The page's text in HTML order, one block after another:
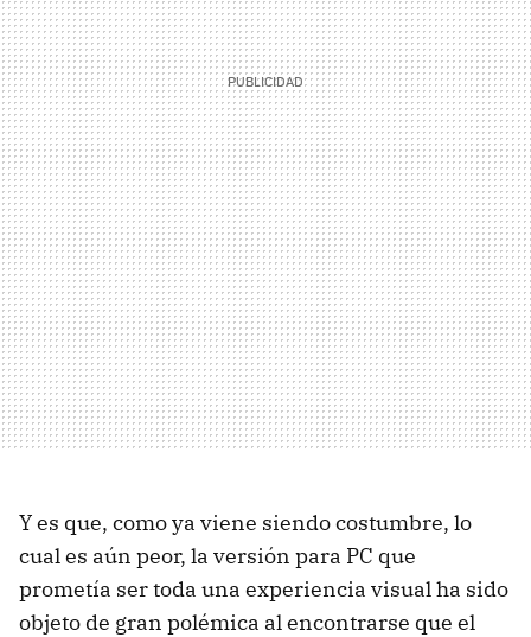
Y es que, como ya viene siendo costumbre, lo
cual es aún peor, la versión para PC que
prometía ser toda una experiencia visual ha sido
objeto de gran polémica al encontrarse que el